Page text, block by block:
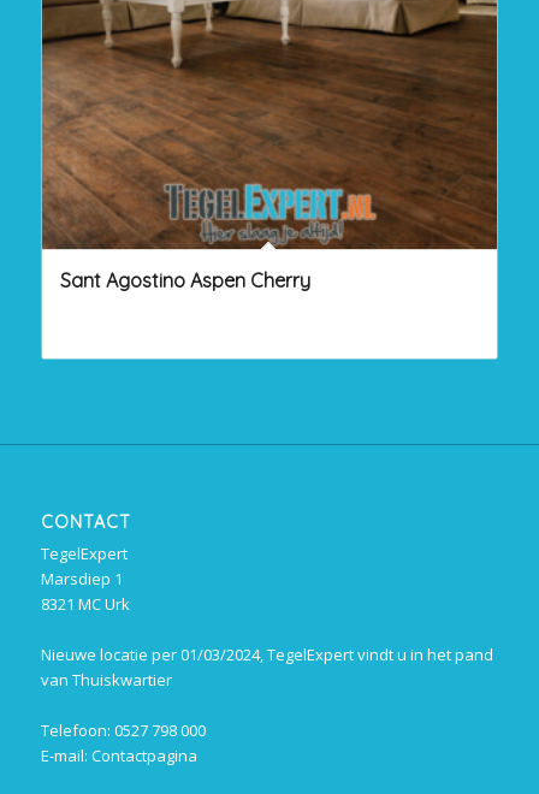
Sant Agostino Aspen Cherry
CONTACT
TegelExpert
Marsdiep 1
8321 MC Urk
Nieuwe locatie per 01/03/2024, TegelExpert vindt u in het pand
van Thuiskwartier
Telefoon: 0527 798 000
E-mail: Contactpagina